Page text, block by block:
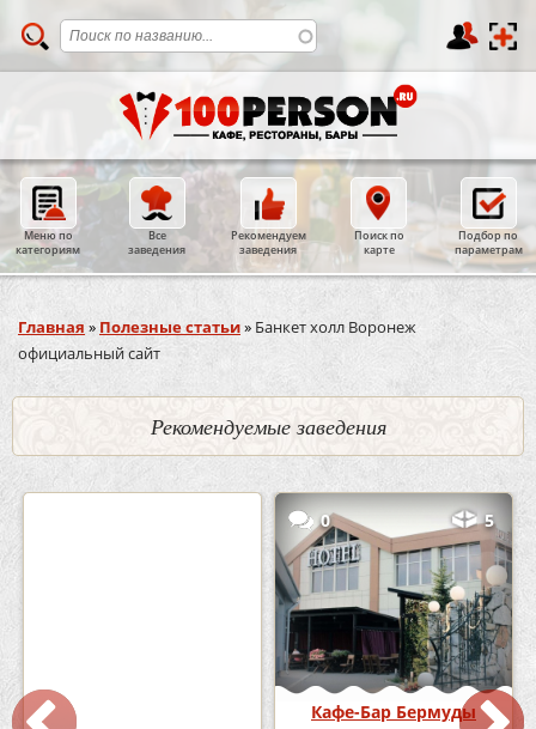
Меню по
категориям
Все
заведения
Рекомендуем
заведения
Поиск по
карте
Подбор по
параметрам
Вы здесь
Главная » Полезные статьи» Банкет холл Воронеж
официальный сайт
Рекомендуемые заведения
Кафе «Шишка»
0 5
Кафе-Бар Бермуды